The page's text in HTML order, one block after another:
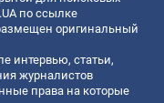
по ссылке
оригинальный
интервью, статьи,
журналистов
права на которые